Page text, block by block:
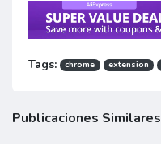
Tags: chrome extension
Publicaciones Similares